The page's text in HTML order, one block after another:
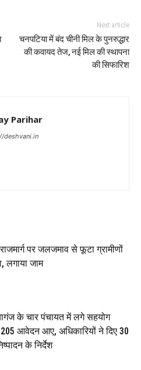
Next article
चनपटिया में बंद चीनी मिल के पुनरुद्धार
की कवायद तेज, नई मिल की स्थापना
की सिफारिश
Parihar
deshvani.in
राजमार्ग पर जलजमाव से फूटा ग्रामीणों
लगाया जाम
के चार पंचायत में लगे सहयोग
205 आवेदन आए, अधिकारियों ने दिए 30
के निर्देश